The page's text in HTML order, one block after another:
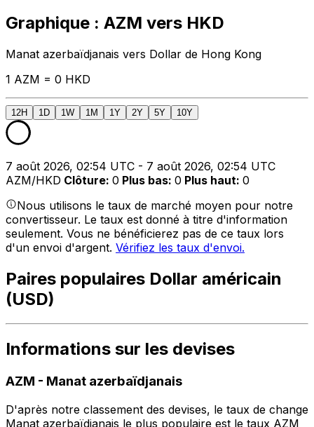
Graphique : AZM vers HKD
Manat azerbaïdjanais vers Dollar de Hong Kong
1 AZM = 0 HKD
12H 1D 1W 1M 1Y 2Y 5Y 10Y
7 août 2026, 02:54 UTC - 7 août 2026, 02:54 UTC
AZM/HKD Clôture: 0 Plus bas: 0 Plus haut: 0
Nous utilisons le taux de marché moyen pour notre
convertisseur. Le taux est donné à titre d'information
seulement. Vous ne bénéficierez pas de ce taux lors
d'un envoi d'argent. Vérifiez les taux d'envoi.
Paires populaires Dollar américain
(USD)
Informations sur les devises
AZM - Manat azerbaïdjanais
D'après notre classement des devises, le taux de change
Manat azerbaïdjanais le plus populaire est le taux AZM